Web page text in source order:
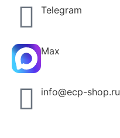
Telegram
Max
info@ecp-shop.ru